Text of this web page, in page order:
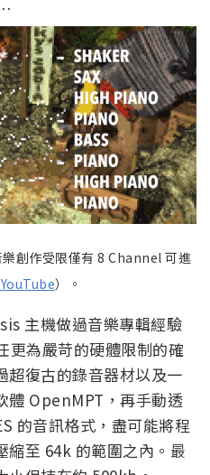
創作受限僅有 8 Channel 可進
）。
主機做過音樂專輯經驗
更為嚴苛的硬體限制的確
超復古的錄音器材以及一
體 OpenMPT，再手動透
的音訊格式，盡可能將程
縮至 64k 的範圍之內。最